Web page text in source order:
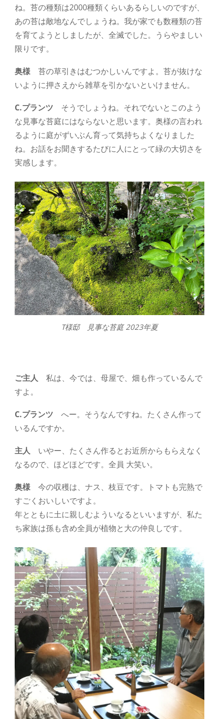
ね。苔の種類は2000種類くらいあるらしいのですが、
あの苔は敵地なんでしょうね。我が家でも数種類の苔
を育てようとしましたが、全滅でした。うらやましい
限りです。
奥様 苔の草引きはむつかしいんですよ。苔が抜けな
いように押さえから雑草を引かないといけません。
C.プランツ そうでしょうね。それでないとこのよう
な見事な苔庭にはならないと思います。奥様の言われ
るように庭がずいぶん育って気持ちよくなりました
ね。お話をお聞きするたびに人にとって緑の大切さを
実感します。
T様邸 見事な苔庭 2023年夏
ご主人 私は、今では、母屋で、畑も作っているんで
すよ。
C.プランツ へー。そうなんですね。たくさん作って
いるんですか。
主人 いやー、たくさん作るとお近所からもらえなく
なるので、ほどほどです。全員 大笑い。
奥様 今の収穫は、ナス、枝豆です。トマトも完熟で
すごくおいしいですよ。
年とともに土に親しむよういなるといいますが、私た
ち家族は孫も含め全員が植物と大の仲良しです。